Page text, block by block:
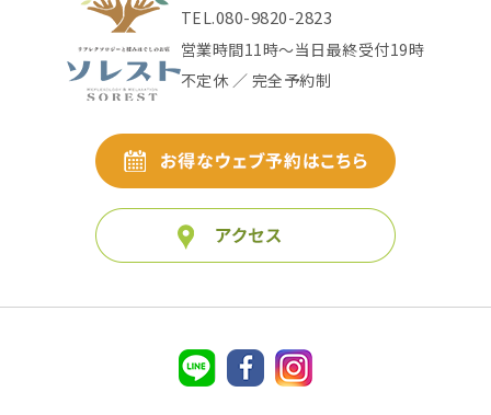
TEL.080-9820-2823
営業時間11時〜当日最終受付19時
不定休 ／ 完全予約制